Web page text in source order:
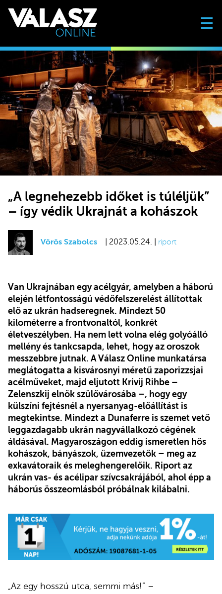
☰
„A legnehezebb időket is túléljük”
– így védik Ukrajnát a kohászok
Vörös Szabolcs | 2023.05.24. | riport
Van Ukrajnában egy acélgyár, amelyben a háború
elején létfontosságú védőfelszerelést állítottak
elő az ukrán hadseregnek. Mindezt 50
kilométerre a frontvonaltól, konkrét
életveszélyben. Ha nem lett volna elég golyóálló
mellény és tankcsapda, lehet, hogy az oroszok
messzebbre jutnak. A Válasz Online munkatársa
meglátogatta a kisvárosnyi méretű zaporizzsjai
acélműveket, majd eljutott Krivij Rihbe –
Zelenszkij elnök szülővárosába –, hogy egy
külszíni fejtésnél a nyersanyag-előállítást is
megtekintse. Mindezt a Dunaferre is szemet vető
leggazdagabb ukrán nagyvállalkozó cégének
áldásával. Magyaroszágon eddig ismeretlen hős
kohászok, bányászok, üzemvezetők – meg az
exkavátoraik és meleghengerelőik. Riport az
ukrán vas- és acélipar szívcsakrájából, ahol épp a
háborús összeomlásból próbálnak kilábalni.
„Az egy hosszú utca, semmi más!” –